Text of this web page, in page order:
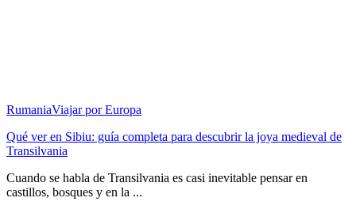
RumaniaViajar por Europa
Qué ver en Sibiu: guía completa para descubrir la joya medieval de
Transilvania
Cuando se habla de Transilvania es casi inevitable pensar en
castillos, bosques y en la ...